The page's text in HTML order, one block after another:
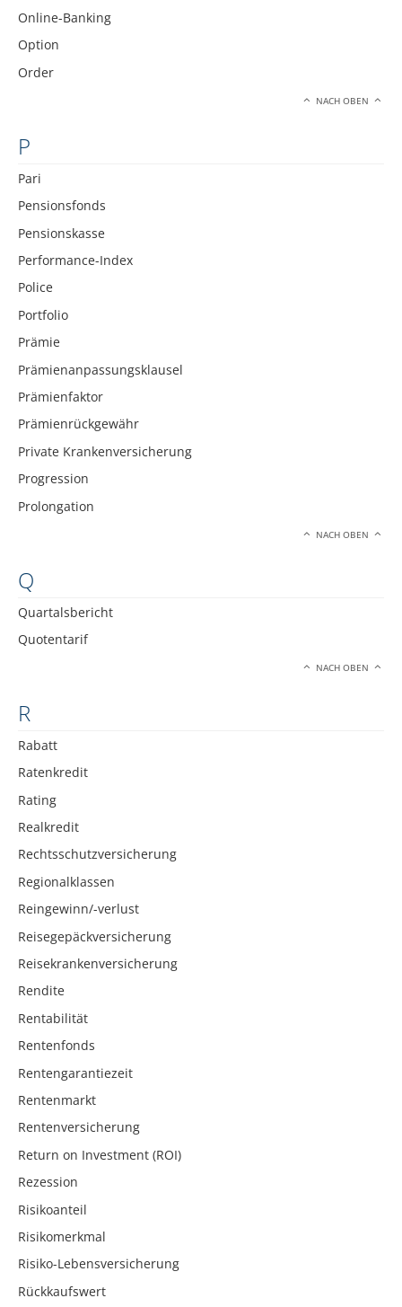
Online-Banking
Option
Order
NACH OBEN
P
Pari
Pensionsfonds
Pensionskasse
Performance-Index
Police
Portfolio
Prämie
Prämienanpassungsklausel
Prämienfaktor
Prämienrückgewähr
Private Krankenversicherung
Progression
Prolongation
NACH OBEN
Q
Quartalsbericht
Quotentarif
NACH OBEN
R
Rabatt
Ratenkredit
Rating
Realkredit
Rechtsschutzversicherung
Regionalklassen
Reingewinn/-verlust
Reisegepäckversicherung
Reisekrankenversicherung
Rendite
Rentabilität
Rentenfonds
Rentengarantiezeit
Rentenmarkt
Rentenversicherung
Return on Investment (ROI)
Rezession
Risikoanteil
Risikomerkmal
Risiko-Lebensversicherung
Rückkaufswert